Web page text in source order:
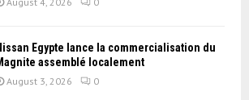
Égypte lance la commercialisation du
assemblé localement
August 3, 2026 0